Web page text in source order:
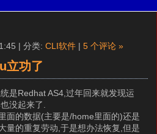
| 分类: CLI软件 | 5 个评论 »
立功了
是Redhat AS4,过年回来就发现运
没起来了.
面的数据(主要是/home里面的)还是
量的重复劳动,于是想办法恢复,但是